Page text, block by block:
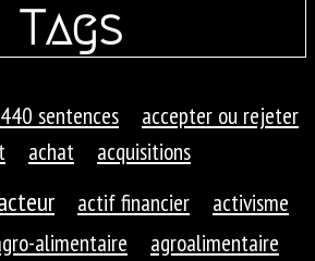
Tags
440 sentences
accepter ou rejeter
achat acquisitions
actif financier
activisme
alimentaire
agroalimentaire